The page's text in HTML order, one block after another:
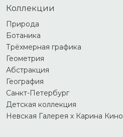
Коллекции
Природа
Ботаника
Трёхмерная графика
Геометрия
Абстракция
География
Санкт-Петербург
Детская коллекция
Невская Галерея х Карина Кино